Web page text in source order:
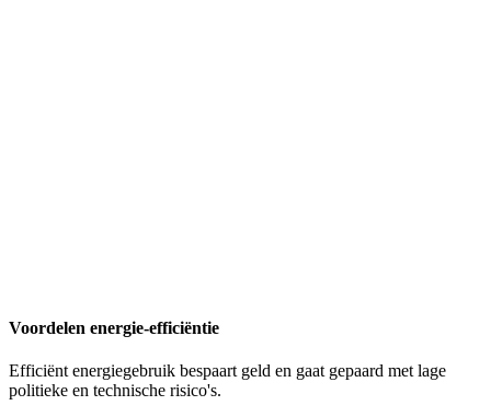
Voordelen energie-efficiëntie
Efficiënt energiegebruik bespaart geld en gaat gepaard met lage
politieke en technische risico's.